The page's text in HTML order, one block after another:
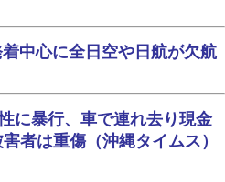
中心に全日空や日航が欠航
に暴行、車で連れ去り現金
者は重傷（沖縄タイムス）